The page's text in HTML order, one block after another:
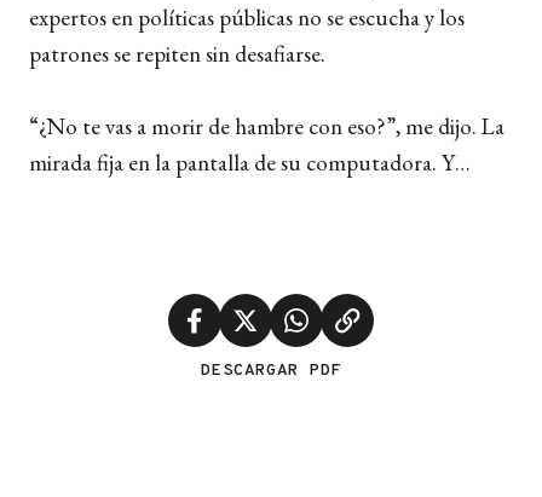
expertos en políticas públicas no se escucha y los
patrones se repiten sin desafiarse.
“¿No te vas a morir de hambre con eso?”, me dijo. La
mirada fija en la pantalla de su computadora. Y…
DESCARGAR PDF